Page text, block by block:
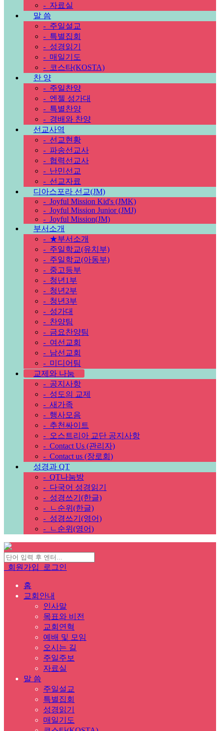
- 자료실
말 씀
- 주일설교
- 특별집회
- 성경읽기
- 매일기도
- 코스타(KOSTA)
찬 양
- 주일찬양
- 엔젤 성가대
- 특별찬양
- 경배와 찬양
선교사역
- 선교현황
- 파송선교사
- 협력선교사
- 난민선교
- 선교자료
디아스포라 선교(JM)
- Joyful Mission Kid's (JMK)
- Joyful Mission Junior (JMJ)
- Joyful Mission(JM)
부서소개
- ★부서소개
- 주일학교(유치부)
- 주일학교(아동부)
- 중고등부
- 청년1부
- 청년2부
- 청년3부
- 성가대
- 찬양팀
- 금요찬양팀
- 여선교회
- 남선교회
- 미디어팀
교제와 나눔
- 공지사항
- 성도의 교제
- 새가족
- 행사모음
- 추천싸이트
- 오스트리아 교단 공지사항
- Contact Us (관리자)
- Contact us (장로회)
성경과 QT
- QT나눔방
- 다국어 성경읽기
- 성경쓰기(한글)
-
ㄴ순위(한글)
- 성경쓰기(영어)
-
ㄴ순위(영어)
회원가입 로그인
홈
교회안내
인사말
목표와 비전
교회연혁
예배 및 모임
오시는 길
주일주보
자료실
말 씀
주일설교
특별집회
성경읽기
매일기도